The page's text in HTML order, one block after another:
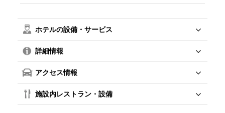
ホテルの設備・サービス
詳細情報
アクセス情報
施設内レストラン・設備